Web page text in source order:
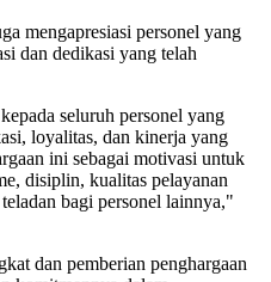
mengapresiasi personel yang
dan dedikasi yang telah
seluruh personel yang
loyalitas, dan kinerja yang
ini sebagai motivasi untuk
disiplin, kualitas pelayanan
bagi personel lainnya,"
dan pemberian penghargaan